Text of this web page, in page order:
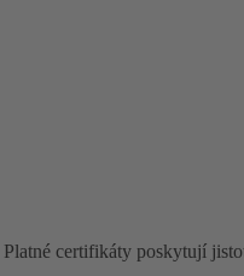
certifikáty poskytují